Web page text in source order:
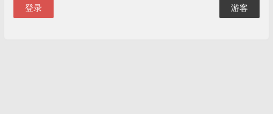
登录 游客